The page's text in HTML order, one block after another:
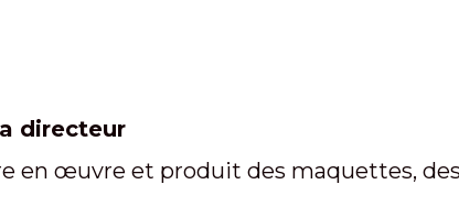
directeur
en œuvre et produit des maquettes, des